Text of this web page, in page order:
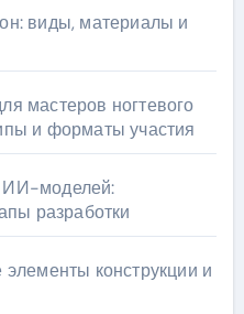
виды, материалы и
мастеров ногтевого
и форматы участия
ИИ-моделей:
разработки
конструкции и